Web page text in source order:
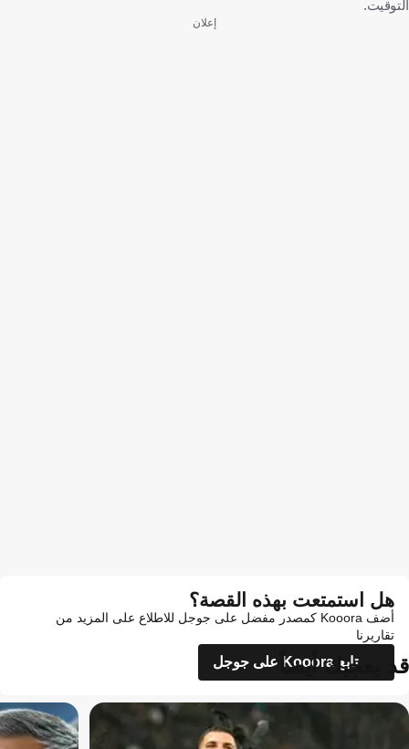
التوقيت.
إعلان
هل استمتعت بهذه القصة؟
أضف Kooora كمصدر مفضل على جوجل للاطلاع على المزيد من
تقاريرنا
تابع Kooora على جوجل
قد يعجبك أيضاً